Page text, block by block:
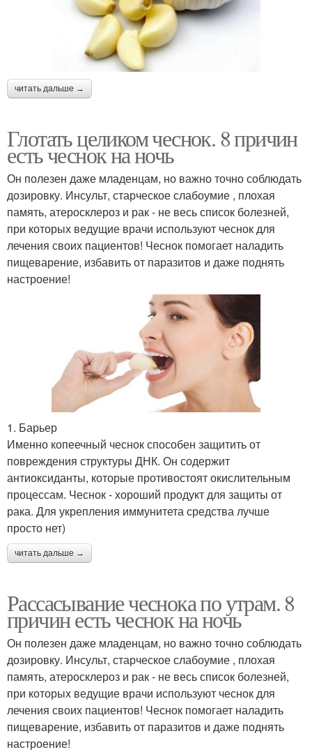
читать дальше →
Глотать целиком чеснок. 8 причин
есть чеснок на ночь
Он полезен даже младенцам, но важно точно соблюдать
дозировку. Инсульт, старческое слабоумие , плохая
память, атеросклероз и рак - не весь список болезней,
при которых ведущие врачи используют чеснок для
лечения своих пациентов! Чеснок помогает наладить
пищеварение, избавить от паразитов и даже поднять
настроение!
1. Барьер
Именно копеечный чеснок способен защитить от
повреждения структуры ДНК. Он содержит
антиоксиданты, которые противостоят окислительным
процессам. Чеснок - хороший продукт для защиты от
рака. Для укрепления иммунитета средства лучше
просто нет)
читать дальше →
Рассасывание чеснока по утрам. 8
причин есть чеснок на ночь
Он полезен даже младенцам, но важно точно соблюдать
дозировку. Инсульт, старческое слабоумие , плохая
память, атеросклероз и рак - не весь список болезней,
при которых ведущие врачи используют чеснок для
лечения своих пациентов! Чеснок помогает наладить
пищеварение, избавить от паразитов и даже поднять
настроение!